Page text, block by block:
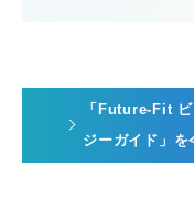
「Future-Fit
ジーガイド」を